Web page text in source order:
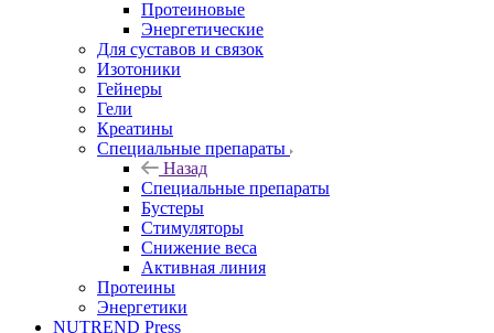
Протеиновые
Энергетические
Для суставов и связок
Изотоники
Гейнеры
Гели
Креатины
Специальные препараты
Назад
Специальные препараты
Бустеры
Стимуляторы
Снижение веса
Активная линия
Протеины
Энергетики
NUTREND Press